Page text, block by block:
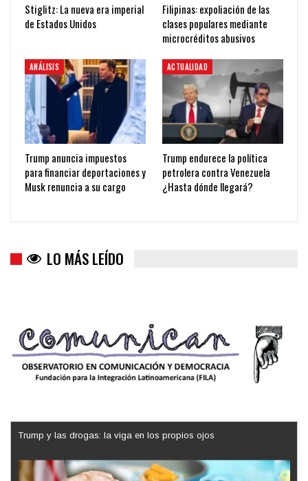
Stiglitz: La nueva era imperial
de Estados Unidos
Filipinas: expoliación de las
clases populares mediante
microcréditos abusivos
ANÁLISIS
Trump anuncia impuestos
para financiar deportaciones y
Musk renuncia a su cargo
ACTUALIDAD
Trump endurece la política
petrolera contra Venezuela
¿Hasta dónde llegará?
LO MÁS LEÍDO
Los latinos le van dando la espalda a Trump